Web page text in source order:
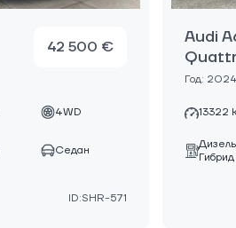
42 500 €
4WD
Седан
ID:SHR-571
Audi
Год:
13322
Гибрид